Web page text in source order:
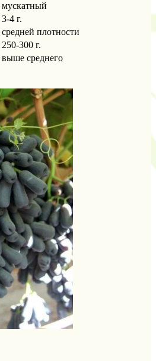
мускатный
3-4 г.
средней плотности
250-300 г.
выше среднего